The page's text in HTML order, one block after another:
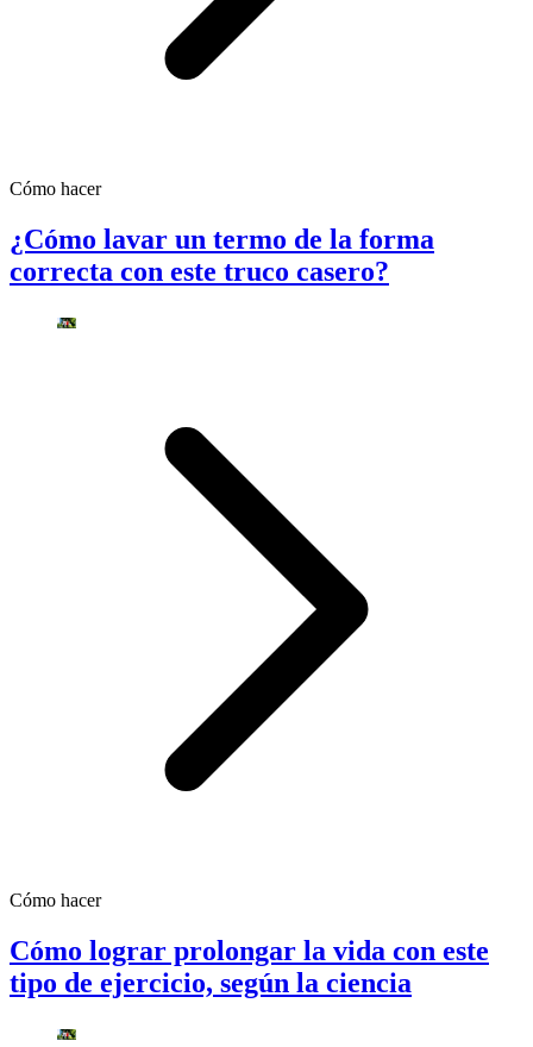
Cómo hacer
¿Cómo lavar un termo de la forma
correcta con este truco casero?
Cómo hacer
Cómo lograr prolongar la vida con este
tipo de ejercicio, según la ciencia